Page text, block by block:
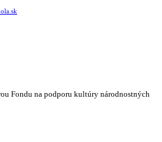
Fondu na podporu kultúry národnostných